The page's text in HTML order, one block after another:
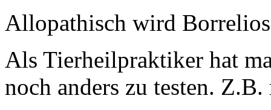
Allopathisch wird
Als Tierheilpraktiker hat
noch anders zu testen.